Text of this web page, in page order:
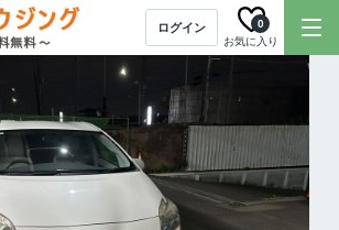
ログイン
お気に入り
0